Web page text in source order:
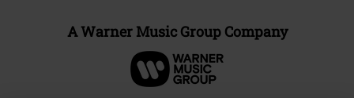
A Warner Music Group Company